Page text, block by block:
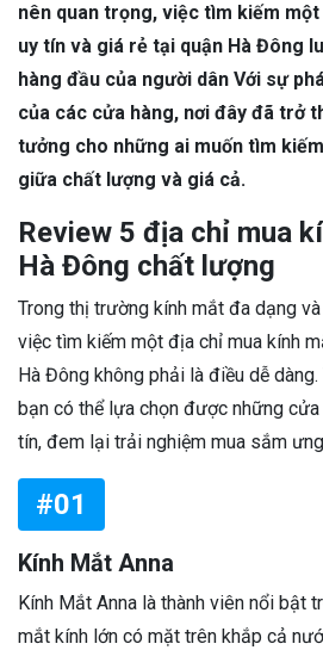
nên quan trọng, việc tìm kiếm
uy tín và giá rẻ tại quận Hà Đông
hàng đầu của người dân Với sự
của các cửa hàng, nơi đây đã trở
tưởng cho những ai muốn tìm
giữa chất lượng và giá cả.
Review 5 địa chỉ mua
Hà Đông chất lượng
Trong thị trường kính mắt đa dạng và
việc tìm kiếm một địa chỉ mua kính
Hà Đông không phải là điều dễ
bạn có thể lựa chọn được những
tín, đem lại trải nghiệm mua sắm
#01
Kính Mắt Anna
Kính Mắt Anna là thành viên nổi bật
mắt kính lớn có mặt trên khắp cả